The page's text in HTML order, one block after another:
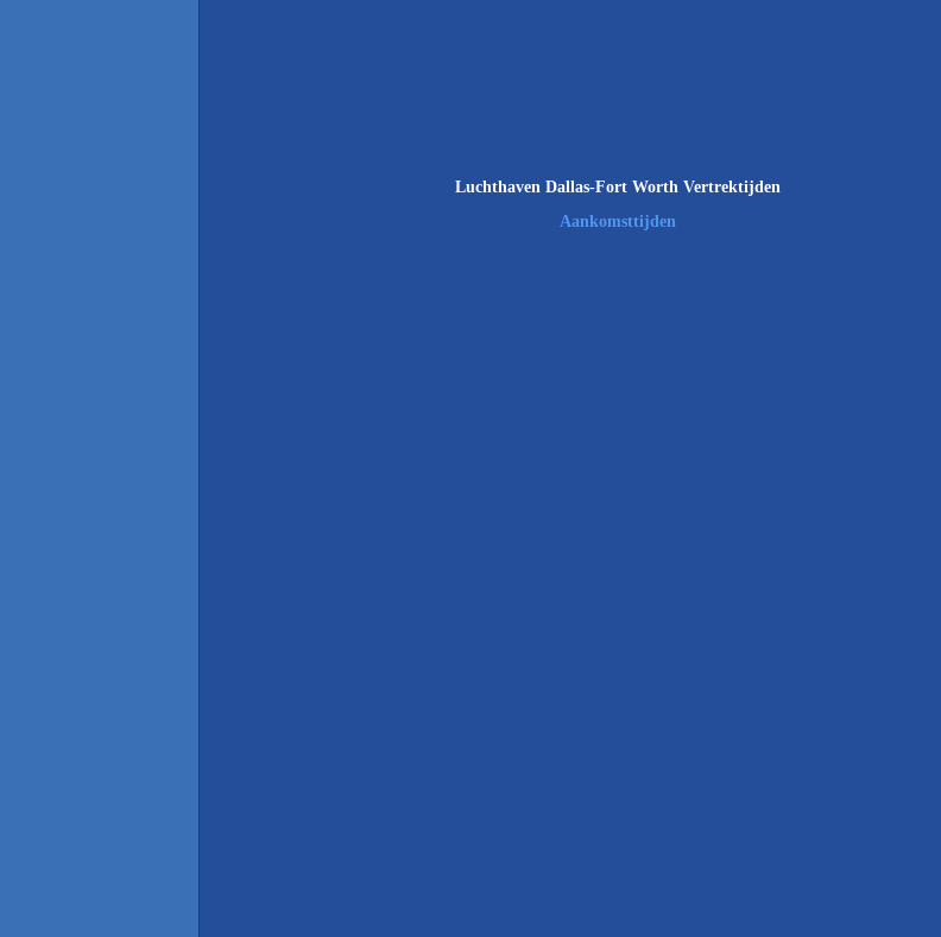
Luchthaven Dallas-Fort Worth Vertrektijden
Aankomsttijden